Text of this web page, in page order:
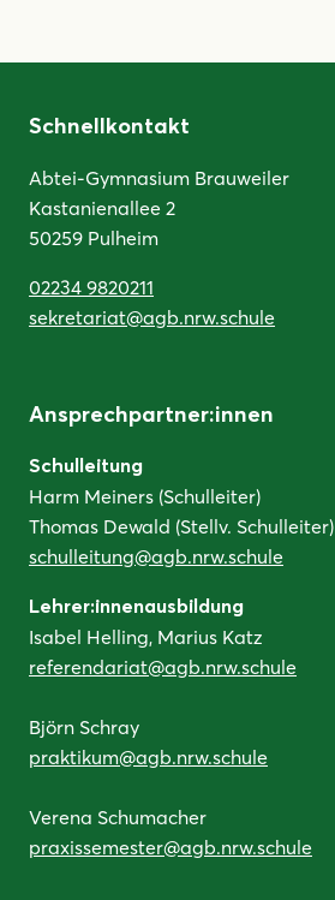
Schnellkontakt
Abtei-Gymnasium Brauweiler
Kastanienallee 2
50259 Pulheim
02234 9820211
sekretariat@agb.nrw.schule
Ansprechpartner:innen
Schulleitung
Harm Meiners (Schulleiter)
Thomas Dewald (Stellv. Schulleiter)
schulleitung@agb.nrw.schule
Lehrer:innenausbildung
Isabel Helling, Marius Katz
referendariat@agb.nrw.schule
Björn Schray
praktikum@agb.nrw.schule
Verena Schumacher
praxissemester@agb.nrw.schule